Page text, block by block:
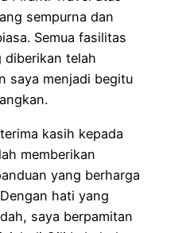
sempurna dan
Semua fasilitas
diberikan telah
saya menjadi begitu
kasih kepada
memberikan
yang berharga
hati yang
saya berpamitan